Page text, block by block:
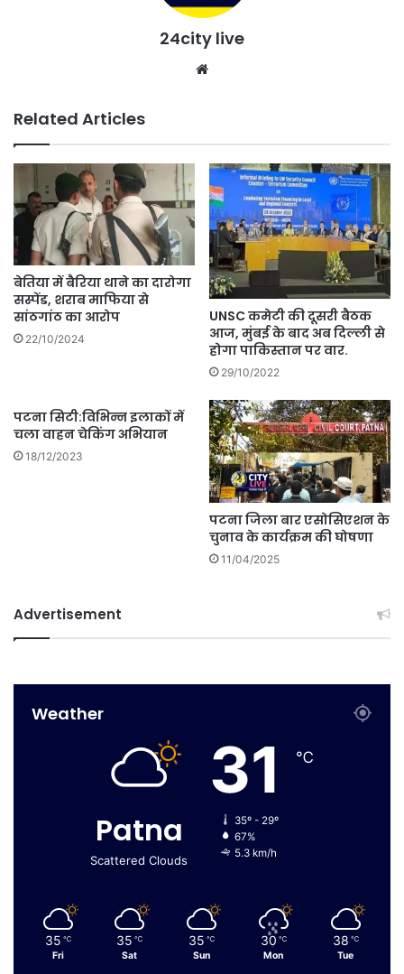
24city live
Related Articles
बेतिया में बैरिया थाने का दारोगा
सस्पेंड, शराब माफिया से
सांठगांठ का आरोप
22/10/2024
UNSC कमेटी की दूसरी बैठक
आज, मुंबई के बाद अब दिल्ली से
होगा पाकिस्तान पर वार.
29/10/2022
पटना सिटी:विभिन्न इलाकों में
चला वाहन चेकिंग अभियान
18/12/2023
पटना जिला बार एसोसिएशन के
चुनाव के कार्यक्रम की घोषणा
11/04/2025
Advertisement
Weather
Patna
Scattered Clouds
31 ℃
35º - 29º
67%
5.3 km/h
35 ℃
Fri
35 ℃
Sat
35 ℃
Sun
30 ℃
Mon
38 ℃
Tue